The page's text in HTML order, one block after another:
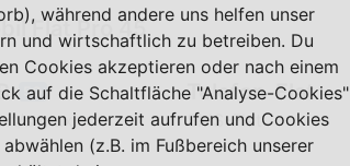
Flat Pro 45
5G
s max.
Telefon-Flat
SMS-Flat
während andere uns helfen unser
und wirtschaftlich zu betreiben. Du
Cookies akzeptieren oder nach einem
auf die Schaltfläche "Analyse-Cookies"
jederzeit aufrufen und Cookies
(z.B. im Fußbereich unserer